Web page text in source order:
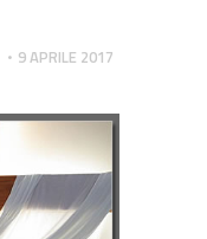
9 APRILE 2017